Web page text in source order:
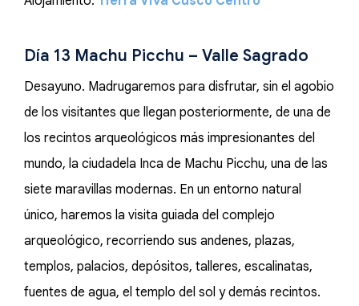
Día 13 Machu Picchu – Valle Sagrado
Desayuno. Madrugaremos para disfrutar, sin el agobio
de los visitantes que llegan posteriormente, de una de
los recintos arqueológicos más impresionantes del
mundo, la ciudadela Inca de Machu Picchu, una de las
siete maravillas modernas. En un entorno natural
único, haremos la visita guiada del complejo
arqueológico, recorriendo sus andenes, plazas,
templos, palacios, depósitos, talleres, escalinatas,
fuentes de agua, el templo del sol y demás recintos.